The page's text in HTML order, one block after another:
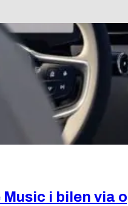
i bilen via